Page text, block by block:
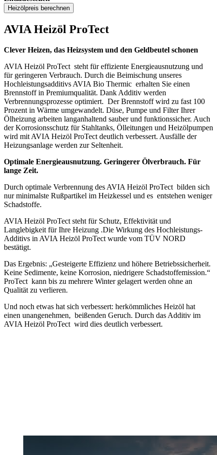
Heizölpreis berechnen
AVIA Heizöl ProTect
Clever Heizen, das Heizsystem und den Geldbeutel schonen
AVIA Heizöl ProTect steht für effiziente Energieausnutzung und
für geringeren Verbrauch. Durch die Beimischung unseres
Hochleistungsadditivs AVIA Bio Thermic erhalten Sie einen
Brennstoff in Premiumqualität. Dank Additiv werden
Verbrennungsprozesse optimiert. Der Brennstoff wird zu fast 100
Prozent in Wärme umgewandelt. Düse, Pumpe und Filter Ihrer
Ölheizung arbeiten langanhaltend sauber und funktionssicher. Auch
der Korrosionsschutz für Stahltanks, Ölleitungen und Heizölpumpen
wird mit AVIA Heizöl ProTect deutlich verbessert. Ausfälle der
Heizungsanlage werden zur Seltenheit.
Optimale Energieausnutzung. Geringerer Ölverbrauch. Für
lange Zeit.
Durch optimale Verbrennung des AVIA Heizöl ProTect bilden sich
nur minimalste Rußpartikel im Heizkessel und es entstehen weniger
Schadstoffe.
AVIA Heizöl ProTect steht für Schutz, Effektivität und
Langlebigkeit für Ihre Heizung .Die Wirkung des Hochleistungs-
Additivs in AVIA Heizöl ProTect wurde vom TÜV NORD
bestätigt.
Das Ergebnis: „Gesteigerte Effizienz und höhere Betriebssicherheit.
Keine Sedimente, keine Korrosion, niedrigere Schadstoffemission.“
ProTect kann bis zu mehrere Winter gelagert werden ohne an
Qualität zu verlieren.
Und noch etwas hat sich verbessert: herkömmliches Heizöl hat
einen unangenehmen, beißenden Geruch. Durch das Additiv im
AVIA Heizöl ProTect wird dies deutlich verbessert.